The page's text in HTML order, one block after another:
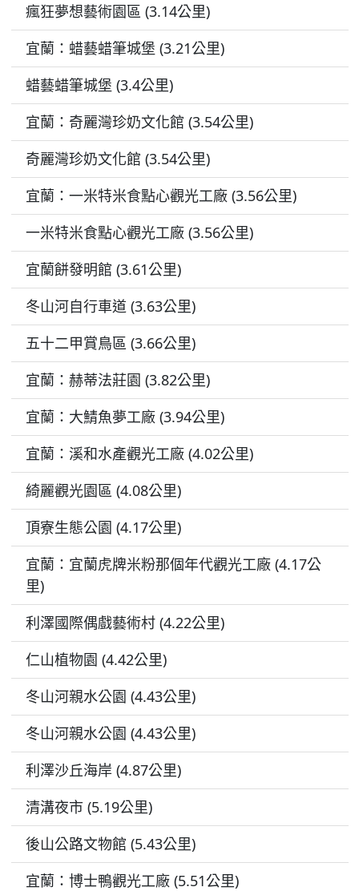
瘋狂夢想藝術園區 (3.14公里)
宜蘭：蜡藝蜡筆城堡 (3.21公里)
蜡藝蜡筆城堡 (3.4公里)
宜蘭：奇麗灣珍奶文化館 (3.54公里)
奇麗灣珍奶文化館 (3.54公里)
宜蘭：一米特米食點心觀光工廠 (3.56公里)
一米特米食點心觀光工廠 (3.56公里)
宜蘭餅發明館 (3.61公里)
冬山河自行車道 (3.63公里)
五十二甲賞鳥區 (3.66公里)
宜蘭：赫蒂法莊園 (3.82公里)
宜蘭：大鯖魚夢工廠 (3.94公里)
宜蘭：溪和水產觀光工廠 (4.02公里)
綺麗觀光園區 (4.08公里)
頂寮生態公園 (4.17公里)
宜蘭：宜蘭虎牌米粉那個年代觀光工廠 (4.17公
里)
利澤國際偶戲藝術村 (4.22公里)
仁山植物園 (4.42公里)
冬山河親水公園 (4.43公里)
冬山河親水公園 (4.43公里)
利澤沙丘海岸 (4.87公里)
清溝夜市 (5.19公里)
後山公路文物館 (5.43公里)
宜蘭：博士鴨觀光工廠 (5.51公里)